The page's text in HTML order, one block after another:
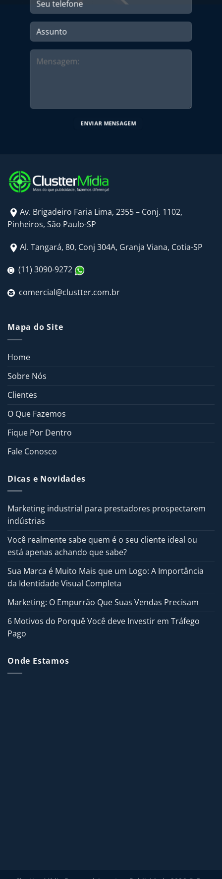
Av. Brigadeiro Faria Lima, 2355 – Conj. 1102,
Pinheiros, São Paulo-SP
Al. Tangará, 80, Conj 304A, Granja Viana, Cotia-SP
(11) 3090-9272
comercial@clustter.com.br
Mapa do Site
Home
Sobre Nós
Clientes
O Que Fazemos
Fique Por Dentro
Fale Conosco
Dicas e Novidades
Marketing industrial para prestadores prospectarem
indústrias
Você realmente sabe quem é o seu cliente ideal ou
está apenas achando que sabe?
Sua Marca é Muito Mais que um Logo: A Importância
da Identidade Visual Completa
Marketing: O Empurrão Que Suas Vendas Precisam
6 Motivos do Porquê Você deve Investir em Tráfego
Pago
Onde Estamos